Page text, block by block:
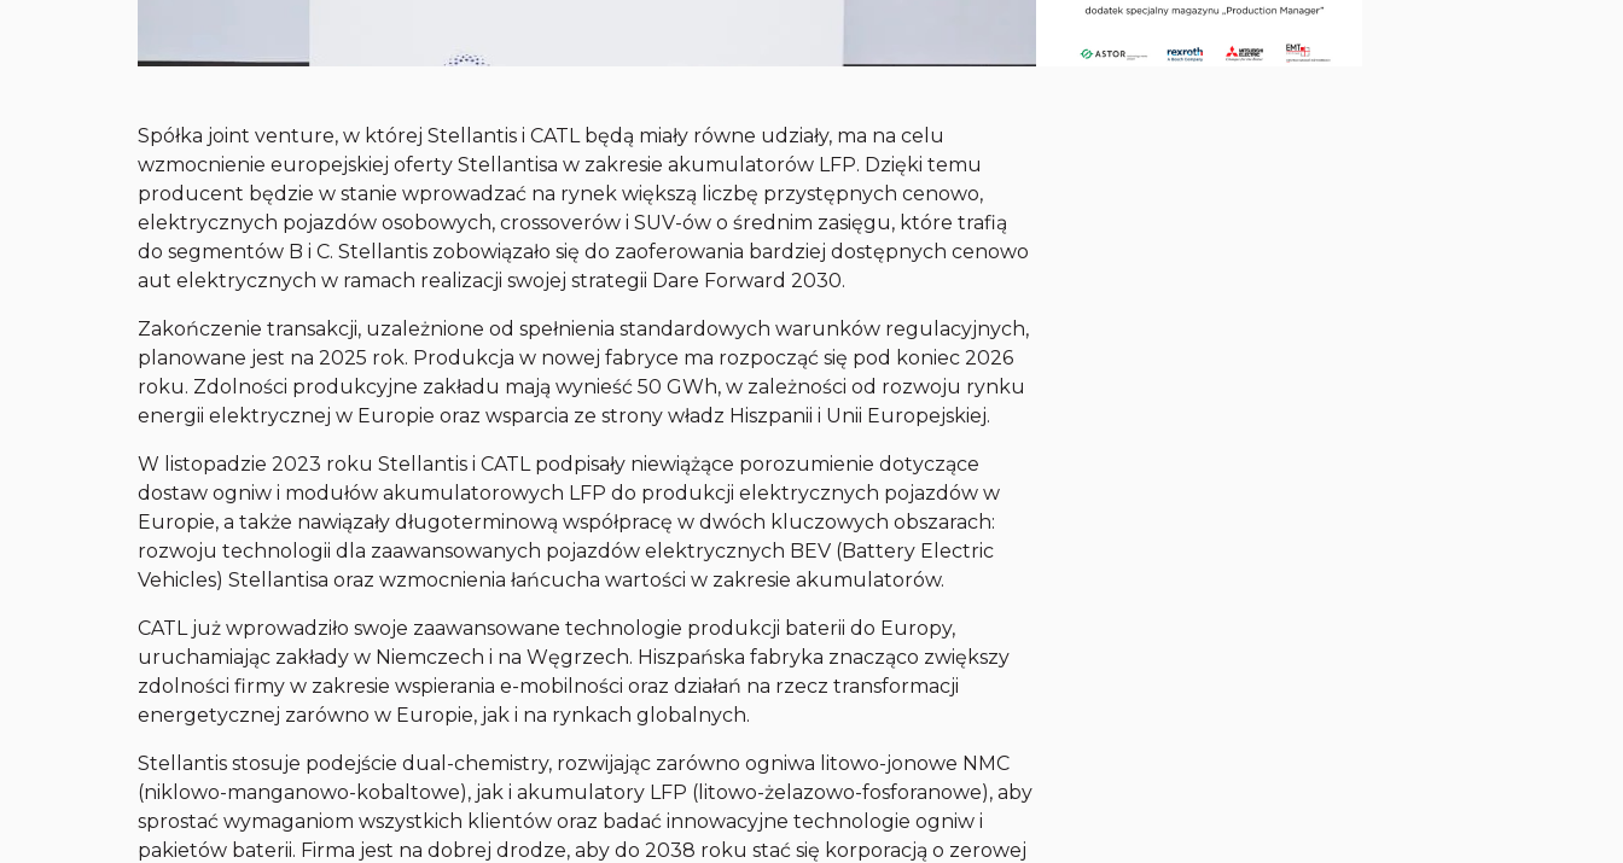
Spółka joint venture, w której Stellantis i CATL będą miały równe udziały, ma na celu
wzmocnienie europejskiej oferty Stellantisa w zakresie akumulatorów LFP. Dzięki temu
producent będzie w stanie wprowadzać na rynek większą liczbę przystępnych cenowo,
elektrycznych pojazdów osobowych, crossoverów i SUV-ów o średnim zasięgu, które trafią
do segmentów B i C. Stellantis zobowiązało się do zaoferowania bardziej dostępnych cenowo
aut elektrycznych w ramach realizacji swojej strategii Dare Forward 2030.
Zakończenie transakcji, uzależnione od spełnienia standardowych warunków regulacyjnych,
planowane jest na 2025 rok. Produkcja w nowej fabryce ma rozpocząć się pod koniec 2026
roku. Zdolności produkcyjne zakładu mają wynieść 50 GWh, w zależności od rozwoju rynku
energii elektrycznej w Europie oraz wsparcia ze strony władz Hiszpanii i Unii Europejskiej.
W listopadzie 2023 roku Stellantis i CATL podpisały niewiążące porozumienie dotyczące
dostaw ogniw i modułów akumulatorowych LFP do produkcji elektrycznych pojazdów w
Europie, a także nawiązały długoterminową współpracę w dwóch kluczowych obszarach:
rozwoju technologii dla zaawansowanych pojazdów elektrycznych BEV (Battery Electric
Vehicles) Stellantisa oraz wzmocnienia łańcucha wartości w zakresie akumulatorów.
CATL już wprowadziło swoje zaawansowane technologie produkcji baterii do Europy,
uruchamiając zakłady w Niemczech i na Węgrzech. Hiszpańska fabryka znacząco zwiększy
zdolności firmy w zakresie wspierania e-mobilności oraz działań na rzecz transformacji
energetycznej zarówno w Europie, jak i na rynkach globalnych.
Stellantis stosuje podejście dual-chemistry, rozwijając zarówno ogniwa litowo-jonowe NMC
(niklowo-manganowo-kobaltowe), jak i akumulatory LFP (litowo-żelazowo-fosforanowe), aby
sprostać wymaganiom wszystkich klientów oraz badać innowacyjne technologie ogniw i
pakietów baterii. Firma jest na dobrej drodze, aby do 2038 roku stać się korporacją o zerowej